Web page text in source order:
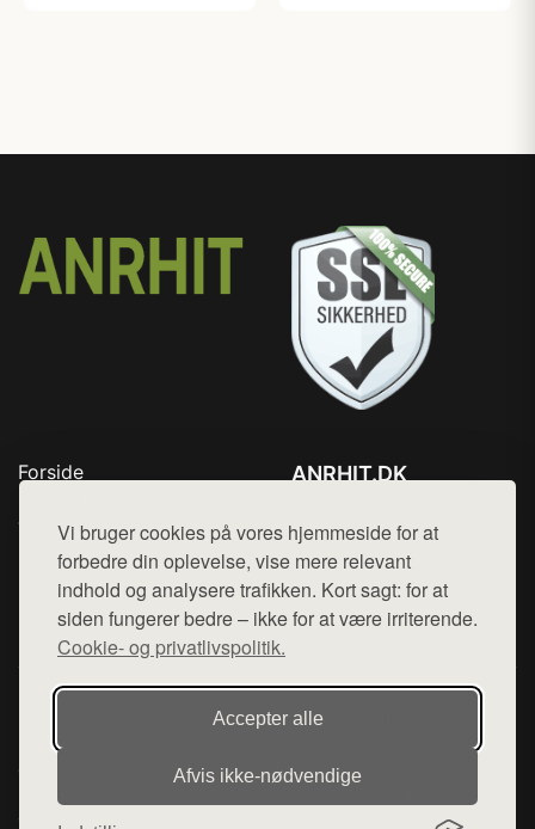
Vi bruger cookies på vores hjemmeside for at
forbedre din oplevelse, vise mere relevant
indhold og analysere trafikken. Kort sagt: for at
siden fungerer bedre – ikke for at være irriterende.
Cookie- og privatlivspolitik.
Accepter alle
Afvis ikke‑nødvendige
Forside
Top Rabatter
Blog
Kontakt
ANRHIT.DK
Mail: hej@want.dk
Cookie- og privatlivspolitik
Denne side er en del af want.dk, der udgiver en række
hjemmesider med præsentation af forskellige produkter fra
diverse webshops. Der sælges ikke varer fra denne side - vi
henviser til de shops, som sælger varen. Vi har heller ikke
varerne på lager.